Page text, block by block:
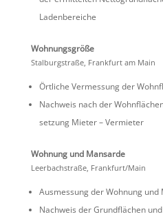
Ladenbereiche
Wohnungs­größe
Stalburg­straße, Frank­furt am Main
Örtliche Vermes­sung der
Nachweis nach der
set­zung Mieter – Vermieter
Wohnung und Mansarde
Leerbach­straße, Frankfurt/​Main
Ausmes­sung der Wohnung und
Nachweis der Grund­flä­chen